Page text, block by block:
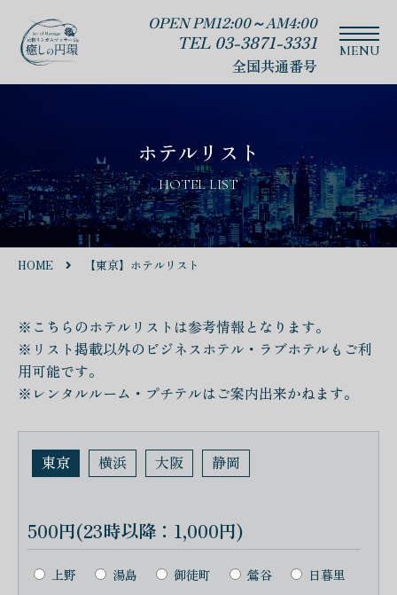
OPEN PM12:00～AM4:00
TEL 03-3871-3331
全国共通番号
ホテルリスト
HOTEL LIST
HOME 【東京】ホテルリスト
※こちらのホテルリストは参考情報となります。
※リスト掲載以外のビジネスホテル・ラブホテルもご利
用可能です。
※レンタルルーム・プチテルはご案内出来かねます。
東京 横浜 大阪 静岡
500円(23時以降：1,000円)
上野 湯島 御徒町 鶯谷
日暮里